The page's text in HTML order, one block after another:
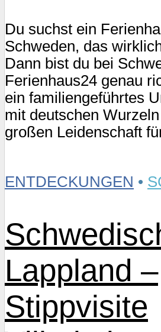
Du suchst ein
Schweden, das
Dann bist du bei
Ferienhaus24 genau
ein familiengeführtes
mit deutschen
großen Leidenschaft
ENTDECKUNGEN •
Lappland –
Stippvisite